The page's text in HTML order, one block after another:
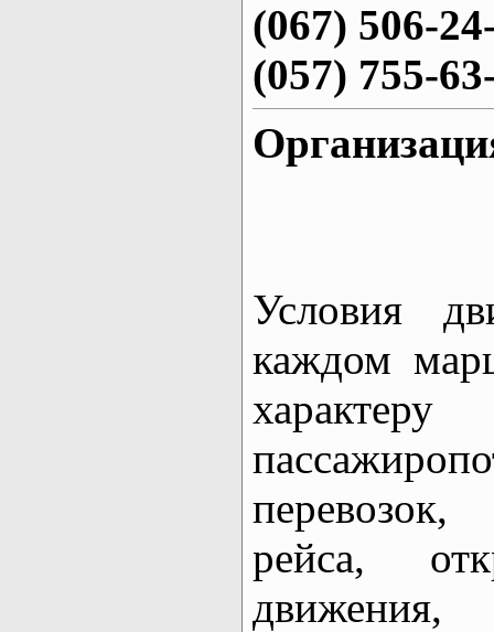
(067) 506-
(057) 755-
Условия
каждом
рейса,